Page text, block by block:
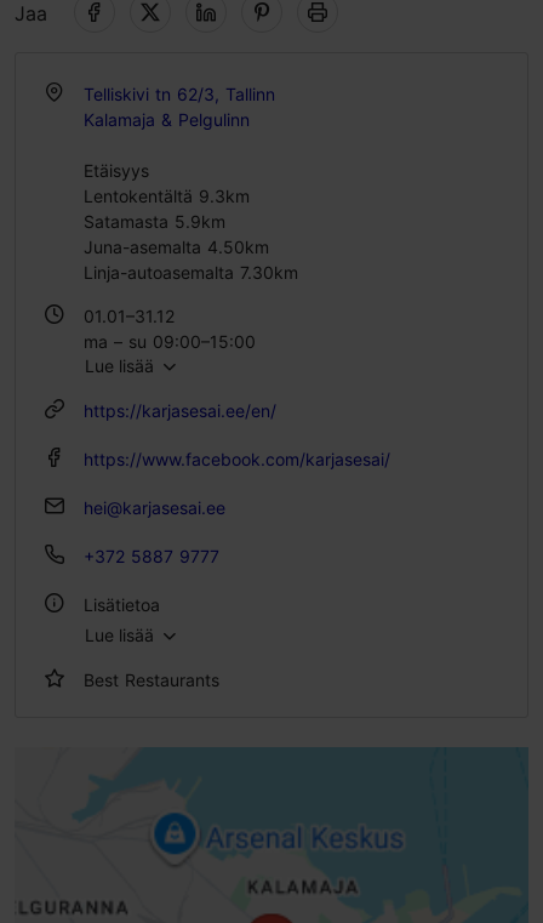
Jaa
Telliskivi tn 62/3, Tallinn
Kalamaja & Pelgulinn
Etäisyys
Lentokentältä 9.3km
Satamasta 5.9km
Juna-asemalta 4.50km
Linja-autoasemalta 7.30km
01.01–31.12
ma – su 09:00–15:00
Lue lisää
https://karjasesai.ee/en/
https://www.facebook.com/karjasesai/
hei@karjasesai.ee
+372 5887 9777
Lisätietoa
Aamiaismenu: Kyllä
Ulkona
Sisätiloissa
Lue lisää
Best Restaurants